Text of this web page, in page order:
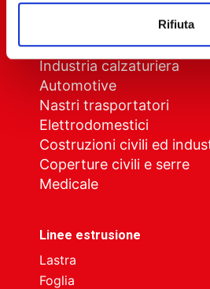
Rifiuta
Imballaggio generico e
Industria chimica
Industria calzaturiera
Automotive
Nastri trasportatori
Elettrodomestici
Costruzioni civili ed
Coperture civili e serre
Medicale
Linee estrusione
Lastra
Foglia